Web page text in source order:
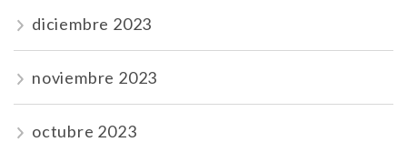
diciembre 2023
noviembre 2023
octubre 2023